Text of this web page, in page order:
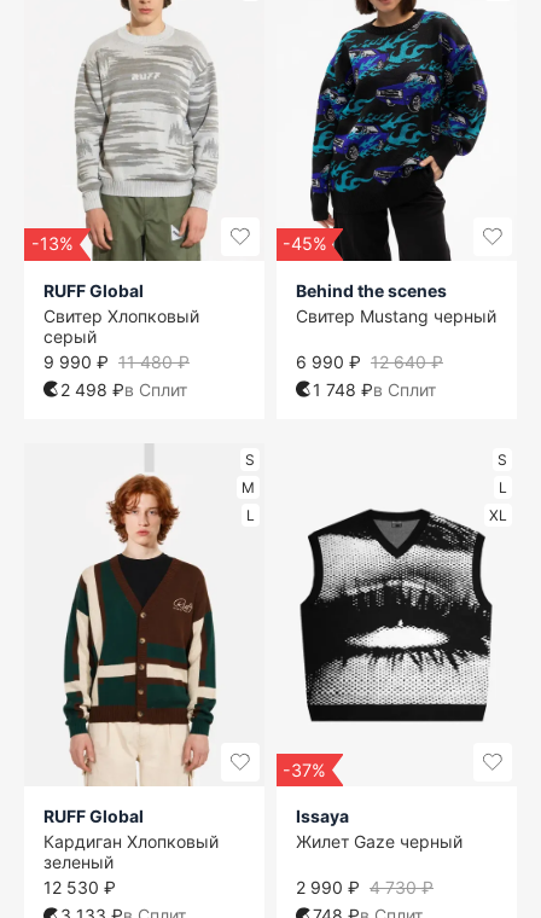
-13%
RUFF Global
Свитер Хлопковый
серый
11 480 ₽
9 990 ₽
2 498 ₽в Сплит
-45%
Behind the scenes
Свитер Mustang черный
12 640 ₽
6 990 ₽
1 748 ₽в Сплит
S
M
L
RUFF Global
Кардиган Хлопковый
зеленый
12 530 ₽
S
L
XL
-37%
Issaya
Жилет Gaze черный
4 730 ₽
2 990 ₽